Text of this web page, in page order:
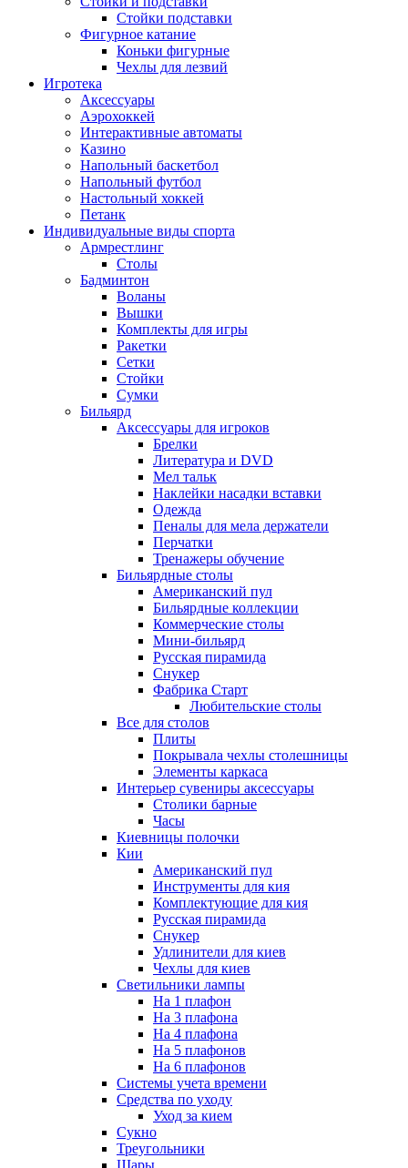
Cтойки подставки
Фигурное катание
Коньки фигурные
Чехлы для лезвий
Игротека
Аксессуары
Аэрохоккей
Интерактивные автоматы
Казино
Напольный баскетбол
Напольный футбол
Настольный хоккей
Петанк
Индивидуальные виды спорта
Армрестлинг
Столы
Бадминтон
Воланы
Вышки
Комплекты для игры
Ракетки
Сетки
Стойки
Сумки
Бильярд
Аксессуары для игроков
Брелки
Литература и DVD
Мел тальк
Наклейки насадки вставки
Одежда
Пеналы для мела держатели
Перчатки
Тренажеры обучение
Бильярдные столы
Американский пул
Бильярдные коллекции
Коммерческие столы
Мини-бильярд
Русская пирамида
Снукер
Фабрика Старт
Любительские столы
Все для столов
Плиты
Покрывала чехлы столешницы
Элементы каркаса
Интерьер сувениры аксессуары
Столики барные
Часы
Киевницы полочки
Кии
Американский пул
Инструменты для кия
Комплектующие для кия
Русская пирамида
Снукер
Удлинители для киев
Чехлы для киев
Светильники лампы
На 1 плафон
На 3 плафона
На 4 плафона
На 5 плафонов
На 6 плафонов
Системы учета времени
Средства по уходу
Уход за кием
Сукно
Треугольники
Шары